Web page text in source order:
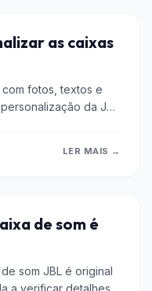
as caixas
fotos, textos e
da JBL
LER MAIS →
de som é
som JBL é original
a verificar detalhes